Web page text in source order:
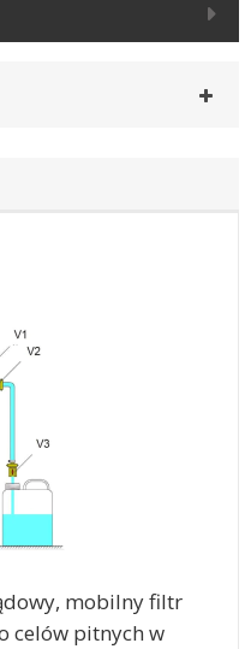
mobilny filtr
celów pitnych w